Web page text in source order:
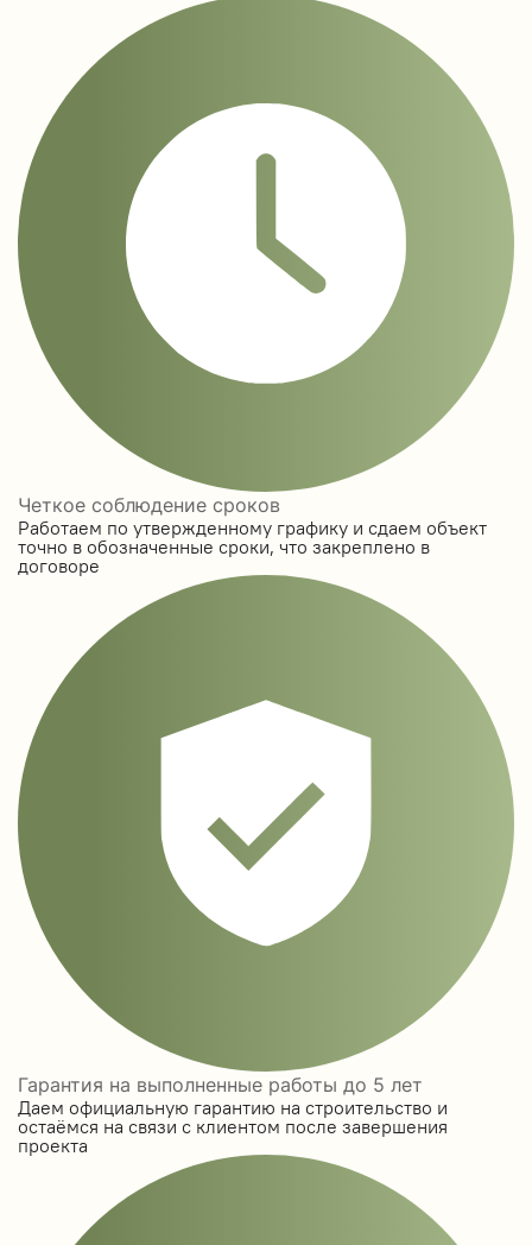
Четкое соблюдение сроков
Работаем по утвержденному графику и сдаем объект
точно в обозначенные сроки, что закреплено в
договоре
Гарантия на выполненные работы до 5 лет
Даем официальную гарантию на строительство и
остаёмся на связи с клиентом после завершения
проекта